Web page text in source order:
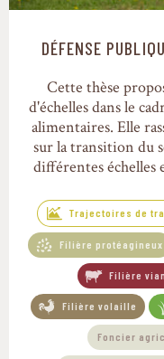
DÉFENSE
Cette thèse
d'échelles dans le
alimentaires. Elle
sur la transition du
différentes échelles
Trajectoires de
Filière protéagineux
Filière
Filière volaille
Foncier